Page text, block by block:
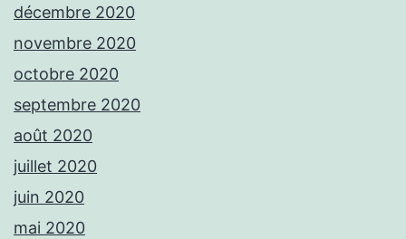
décembre 2020
novembre 2020
octobre 2020
septembre 2020
août 2020
juillet 2020
juin 2020
mai 2020